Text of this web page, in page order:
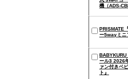
機（ADS-
PRISMATE
ー5wayミニ
BABYKURU
ール3 2026
ァン付きベ
ト』